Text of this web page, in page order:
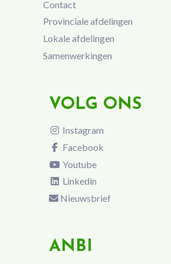
Contact
Provinciale afdelingen
Lokale afdelingen
Samenwerkingen
VOLG ONS
Instagram
Facebook
Youtube
Linkedin
Nieuwsbrief
ANBI